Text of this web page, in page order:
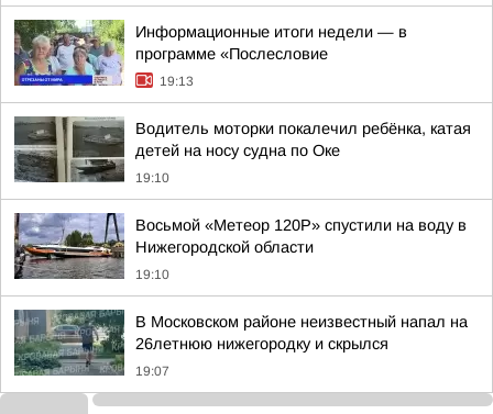
Информационные итоги недели — в
программе «Послесловие
19:13
Водитель моторки покалечил ребёнка, катая
детей на носу судна по Оке
19:10
Восьмой «Метеор 120Р» спустили на воду в
Нижегородской области
19:10
В Московском районе неизвестный напал на
26летнюю нижегородку и скрылся
19:07